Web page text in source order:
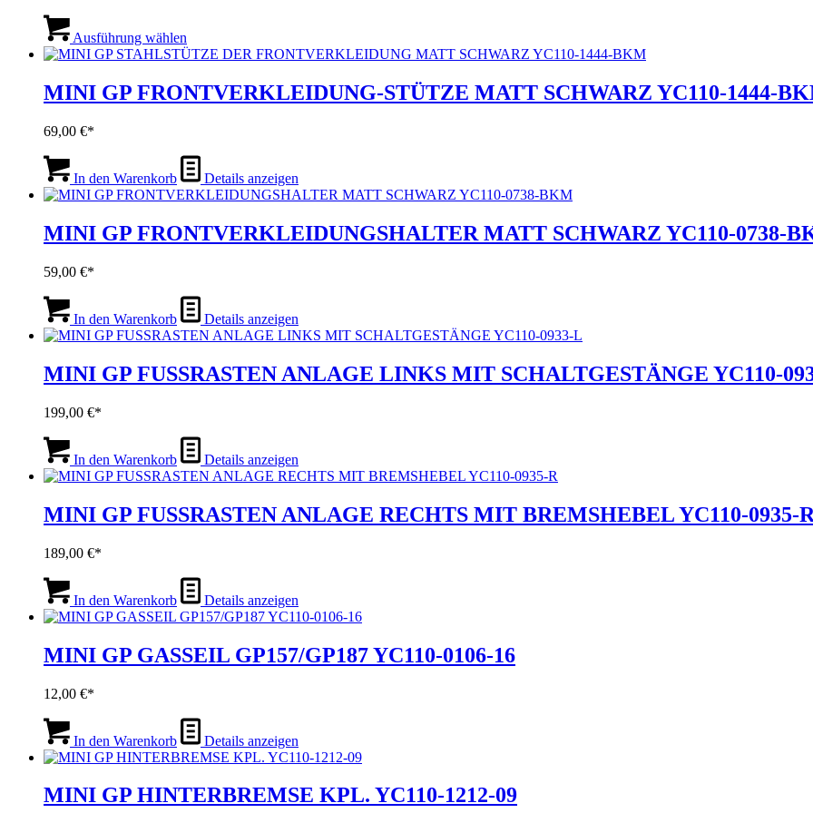
Ausführung wählen
weist
Varianten
auf.
können
auf
der
Produktseite
werden
MINI GP FRONTVERKLEIDUNG-STÜTZE MATT SCHWARZ YC110-1444-
69,00 €
In den Warenkorb Details anzeigen
MINI GP FRONTVERKLEIDUNGSHALTER MATT SCHWARZ YC110-0738-
59,00 €
In den Warenkorb Details anzeigen
MINI GP FUSSRASTEN ANLAGE LINKS MIT SCHALTGESTÄNGE YC110-
199,00 €
In den Warenkorb Details anzeigen
MINI GP FUSSRASTEN ANLAGE RECHTS MIT BREMSHEBEL YC110-0935-R
189,00 €
In den Warenkorb Details anzeigen
MINI GP GASSEIL GP157/GP187 YC110-0106-16
12,00 €
In den Warenkorb Details anzeigen
MINI GP HINTERBREMSE KPL. YC110-1212-09